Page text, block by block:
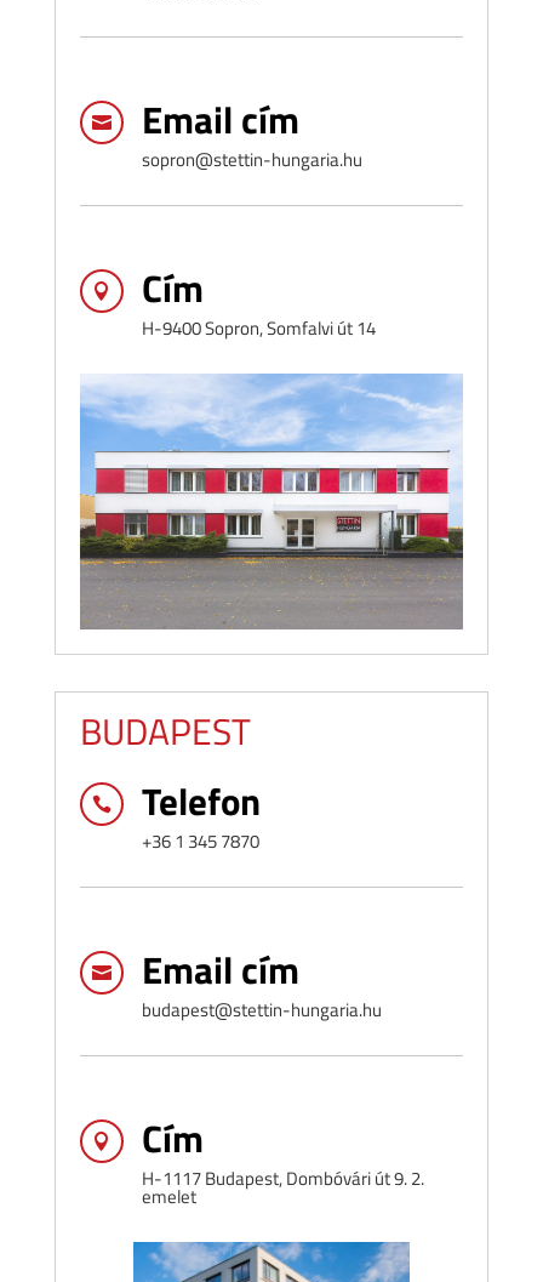
 Email cím
sopron@stettin-hungaria.hu
 Cím
H-9400 Sopron, Somfalvi út 14
BUDAPEST
 Telefon
+36 1 345 7870
 Email cím
budapest@stettin-hungaria.hu
 Cím
H-1117 Budapest, Dombóvári út 9. 2.
emelet